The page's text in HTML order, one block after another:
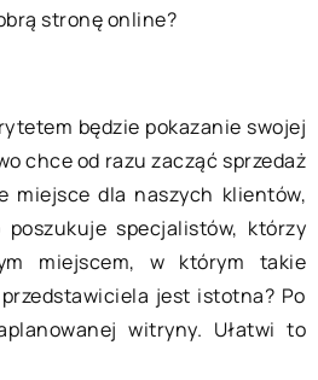
stronę online?
będzie pokazanie swojej
chce od razu zacząć sprzedaż
miejsce dla naszych klientów,
specjalistów, którzy
miejscem, w którym takie
jest istotna? Po
witryny. Ułatwi to
listopada 2019
uniknąć kłopotów z kanalizacją
domy jednorodzinne z
powodów nie mogą zostać
do sieci kanalizacyjnej.